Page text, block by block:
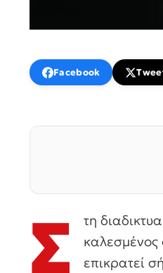
Facebook
Σ τη
επικρατεί